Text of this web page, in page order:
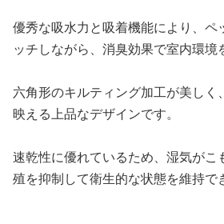
優秀な吸水力と吸着機能により、ペ
ッチしながら、消臭効果で室内環境
六角形のキルティング加工が美しく
映える上品なデザインです。
速乾性に優れているため、湿気がこ
殖を抑制して衛生的な状態を維持で